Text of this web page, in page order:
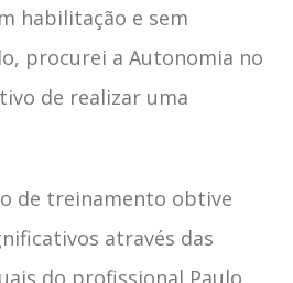
habilitação e sem
procurei a Autonomia no
de realizar uma
de treinamento obtive
através das
do profissional Paulo